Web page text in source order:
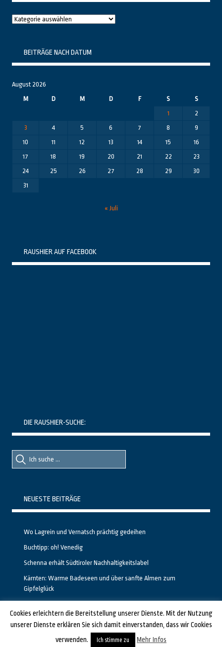
Raushier
BEITRÄGE NACH DATUM
August 2026
M
D M D F S
S
1
2
3
4 5 6 7 8
9
10
11 12 13 14 15
16
17
18 19 20 21 22
23
24
25 26 27 28 29
30
31
« Juli
RAUSHIER AUF FACEBOOK
DIE RAUSHIER-SUCHE:
Suche
nach::
Suche
nach:
NEUESTE BEITRÄGE
Wo Lagrein und Vernatsch prächtig gedeihen
Buchtipp: oh! Venedig
Schenna erhält Südtiroler Nachhaltigkeitslabel
Kärnten: Warme Badeseen und über sanfte Almen zum
Gipfelglück
GESTALTET UND PROGRAMMIERT VON ALBERTO & FRANZ BEI LUCID.BERLIN
Cookies erleichtern die Bereitstellung unserer Dienste. Mit der Nutzung
unserer Dienste erklären Sie sich damit einverstanden, dass wir Cookies
verwenden.
Ich stimme zu Mehr Infos